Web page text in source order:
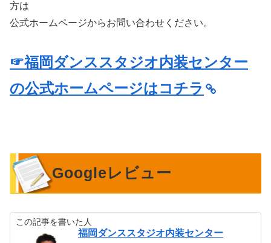
方は
公式ホームページからお問い合わせください。
☞福岡ダンススタジオ内装センター
の公式ホームページはコチラ
Googleレビュー
この記事を書いた人
福岡ダンススタジオ内装センター